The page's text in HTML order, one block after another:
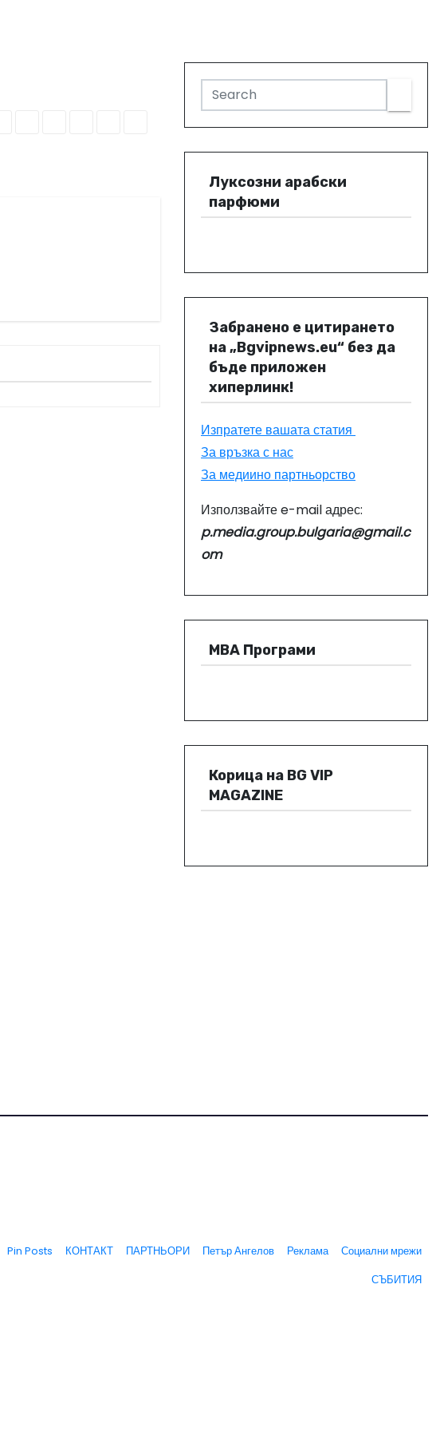
Луксозни арабски
парфюми
Забранено е цитирането
на „Bgvipnews.eu“ без да
бъде приложен
хиперлинк!
Изпратете вашата статия
За връзка с нас
За медиино партньорство
Използвайте e-mail адрес:
p.media.group.bulgaria@gmail.c
om
МВА Програми
Корица на BG VIP
MAGAZINE
Pin Posts КОНТАКТ ПАРТНЬОРИ Петър Ангелов Реклама
Социални мрежи
СЪБИТИЯ